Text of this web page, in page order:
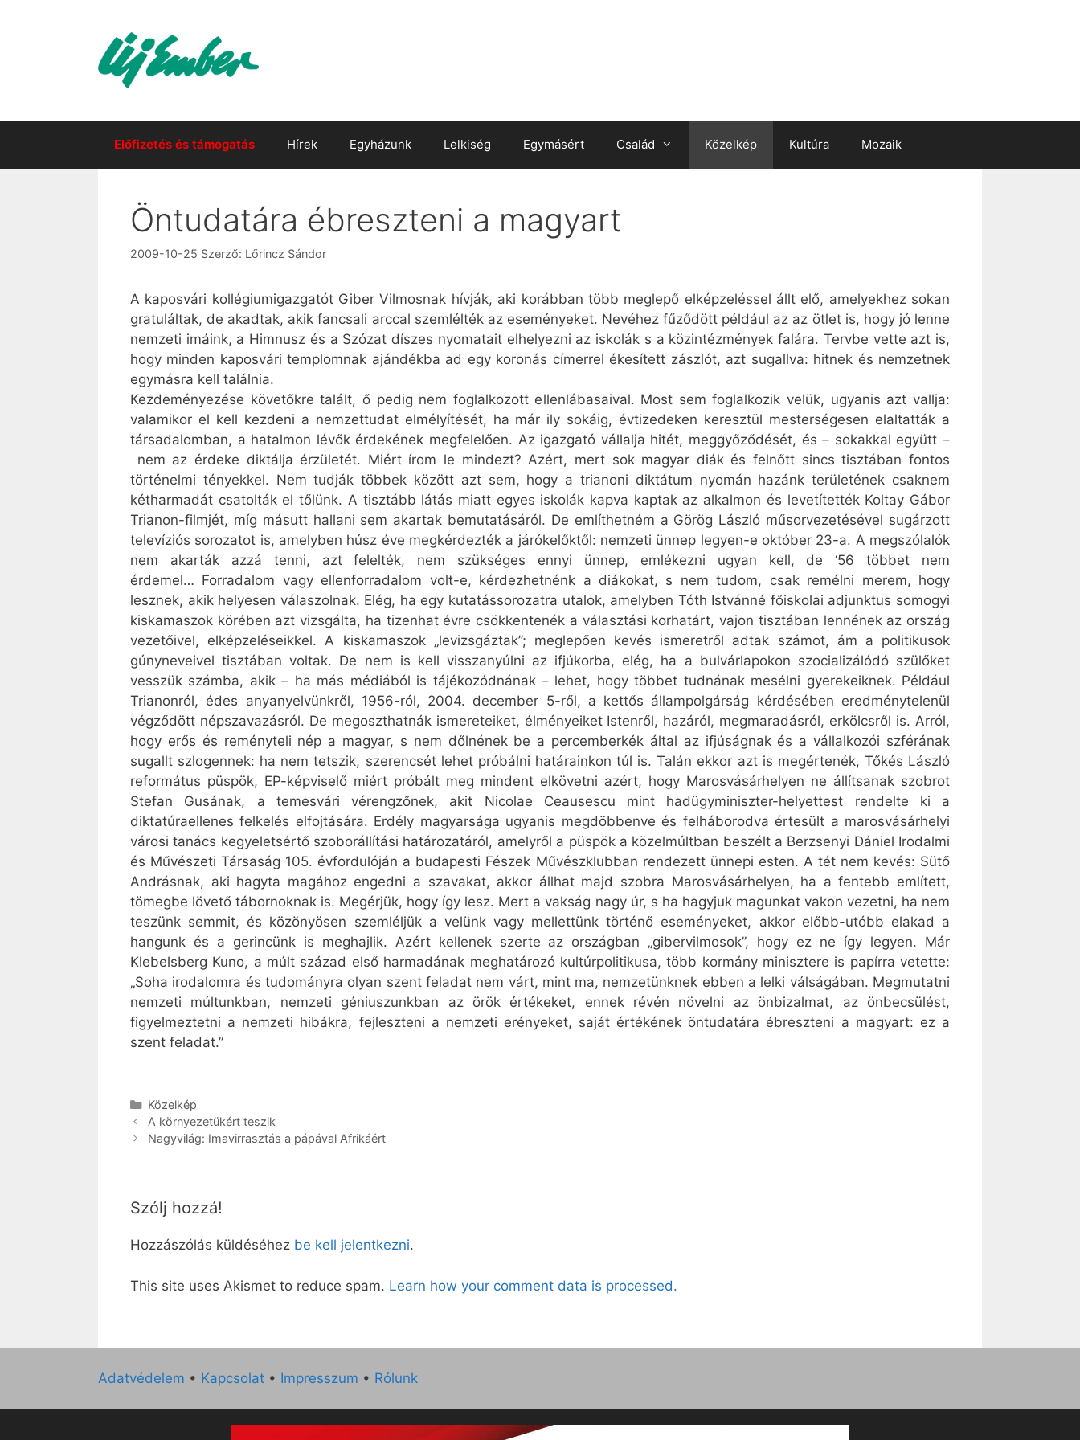
Előfizetés és támogatás Hírek Egyházunk Lelkiség Egymásért Család Közelkép Kultúra Mozaik
Öntudatára ébreszteni a magyart
2009-10-25 Szerző: Lőrincz Sándor
A kaposvári kollégiumigazgatót Giber Vilmosnak hívják, aki korábban több meglepő elképzeléssel állt elő, amelyekhez sokan
gratuláltak, de akadtak, akik fancsali arccal szemlélték az eseményeket. Nevéhez fűződött például az az ötlet is, hogy jó lenne
nemzeti imáink, a Himnusz és a Szózat díszes nyomatait elhelyezni az iskolák s a közintézmények falára. Tervbe vette azt is,
hogy minden kaposvári templomnak ajándékba ad egy koronás címerrel ékesített zászlót, azt sugallva: hitnek és nemzetnek
egymásra kell találnia.
Kezdeményezése követőkre talált, ő pedig nem foglalkozott ellenlábasaival. Most sem foglalkozik velük, ugyanis azt vallja:
valamikor el kell kezdeni a nemzettudat elmélyítését, ha már ily sokáig, évtizedeken keresztül mesterségesen elaltatták a
társadalomban, a hatalmon lévők érdekének megfelelően. Az igazgató vállalja hitét, meggyőződését, és – sokakkal együtt –
nem az érdeke diktálja érzületét. Miért írom le mindezt? Azért, mert sok magyar diák és felnőtt sincs tisztában fontos
történelmi tényekkel. Nem tudják többek között azt sem, hogy a trianoni diktátum nyomán hazánk területének csaknem
kétharmadát csatolták el tőlünk. A tisztább látás miatt egyes iskolák kapva kaptak az alkalmon és levetítették Koltay Gábor
Trianon-filmjét, míg másutt hallani sem akartak bemutatásáról. De említhetném a Görög László műsorvezetésével sugárzott
televíziós sorozatot is, amelyben húsz éve megkérdezték a járókelőktől: nemzeti ünnep legyen-e október 23-a. A megszólalók
nem akarták azzá tenni, azt felelték, nem szükséges ennyi ünnep, emlékezni ugyan kell, de ‘56 többet nem
érdemel… Forradalom vagy ellenforradalom volt-e, kérdezhetnénk a diákokat, s nem tudom, csak remélni merem, hogy
lesznek, akik helyesen válaszolnak. Elég, ha egy kutatássorozatra utalok, amelyben Tóth Istvánné főiskolai adjunktus somogyi
kiskamaszok körében azt vizsgálta, ha tizenhat évre csökkentenék a választási korhatárt, vajon tisztában lennének az ország
vezetőivel, elképzeléseikkel. A kiskamaszok „levizsgáztak”; meglepően kevés ismeretről adtak számot, ám a politikusok
gúnyneveivel tisztában voltak. De nem is kell visszanyúlni az ifjúkorba, elég, ha a bulvárlapokon szocializálódó szülőket
vesszük számba, akik – ha más médiából is tájékozódnának – lehet, hogy többet tudnának mesélni gyerekeiknek. Például
Trianonról, édes anyanyelvünkről, 1956-ról, 2004. december 5-ről, a kettős állampolgárság kérdésében eredménytelenül
végződött népszavazásról. De megoszthatnák ismereteiket, élményeiket Istenről, hazáról, megmaradásról, erkölcsről is. Arról,
hogy erős és reményteli nép a magyar, s nem dőlnének be a percemberkék által az ifjúságnak és a vállalkozói szférának
sugallt szlogennek: ha nem tetszik, szerencsét lehet próbálni határainkon túl is. Talán ekkor azt is megértenék, Tőkés László
református püspök, EP-képviselő miért próbált meg mindent elkövetni azért, hogy Marosvásárhelyen ne állítsanak szobrot
Stefan Gusának, a temesvári vérengzőnek, akit Nicolae Ceausescu mint hadügyminiszter-helyettest rendelte ki a
diktatúraellenes felkelés elfojtására. Erdély magyarsága ugyanis megdöbbenve és felháborodva értesült a marosvásárhelyi
városi tanács kegyeletsértő szoborállítási határozatáról, amelyről a püspök a közelmúltban beszélt a Berzsenyi Dániel Irodalmi
és Művészeti Társaság 105. évfordulóján a budapesti Fészek Művészklubban rendezett ünnepi esten. A tét nem kevés: Sütő
Andrásnak, aki hagyta magához engedni a szavakat, akkor állhat majd szobra Marosvásárhelyen, ha a fentebb említett,
tömegbe lövető tábornoknak is. Megérjük, hogy így lesz. Mert a vakság nagy úr, s ha hagyjuk magunkat vakon vezetni, ha nem
teszünk semmit, és közönyösen szemléljük a velünk vagy mellettünk történő eseményeket, akkor előbb-utóbb elakad a
hangunk és a gerincünk is meghajlik. Azért kellenek szerte az országban „gibervilmosok”, hogy ez ne így legyen. Már
Klebelsberg Kuno, a múlt század első harmadának meghatározó kultúrpolitikusa, több kormány minisztere is papírra vetette:
„Soha irodalomra és tudományra olyan szent feladat nem várt, mint ma, nemzetünknek ebben a lelki válságában. Megmutatni
nemzeti múltunkban, nemzeti géniuszunkban az örök értékeket, ennek révén növelni az önbizalmat, az önbecsülést,
figyelmeztetni a nemzeti hibákra, fejleszteni a nemzeti erényeket, saját értékének öntudatára ébreszteni a magyart: ez a
szent feladat.”
Kategória
Közelkép
A környezetükért teszik
Nagyvilág: Imavirrasztás a pápával Afrikáért
Szólj hozzá!
Hozzászólás küldéséhez be kell jelentkezni.
This site uses Akismet to reduce spam. Learn how your comment data is processed.
Adatvédelem • Kapcsolat • Impresszum • Rólunk